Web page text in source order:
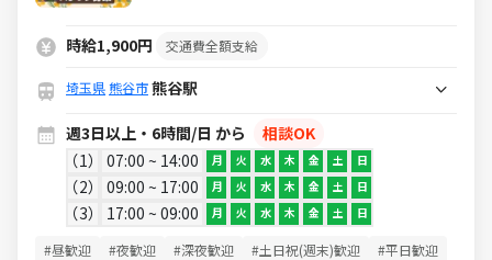
時給1,900円 交通費全額支給
埼玉県熊谷市熊谷駅
週3日以上・6時間/日 から
相談OK
1
07:00 ~ 14:00 月 火 水 木 金 土 日
2 09:00 ~ 17:00 月 火 水 木 金 土 日
3 17:00 ~ 09:00 月 火 水 木 金 土 日
#昼歓迎 #夜歓迎 #深夜歓迎 #土日祝(週末)歓迎 #平日歓迎